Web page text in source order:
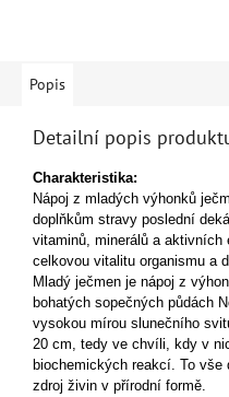
Popis
Detailní popis
Charakteristika:
Nápoj z mladých výhonků
doplňkům stravy poslední
vitaminů, minerálů a
celkovou vitalitu organismu a
Mladý ječmen je nápoj z
bohatých sopečných půdách
vysokou mírou slunečního
20 cm, tedy ve chvíli, kdy v
biochemických reakcí. To
zdroj živin v přírodní formě.